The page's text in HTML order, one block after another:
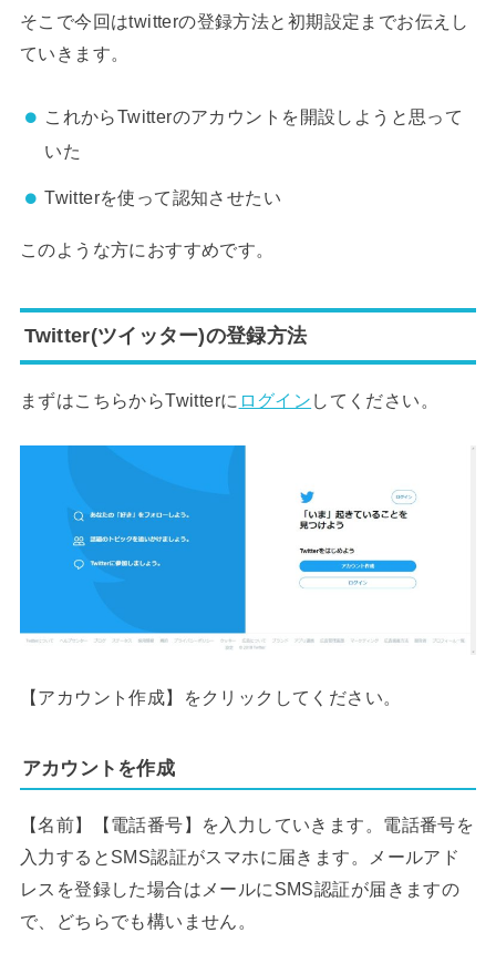
そこで今回はtwitterの登録方法と初期設定までお伝えし
ていきます。
これからTwitterのアカウントを開設しようと思って
いた
Twitterを使って認知させたい
このような方におすすめです。
Twitter(ツイッター)の登録方法
まずはこちらからTwitterに ログイン してください。
【アカウント作成】をクリックしてください。
アカウントを作成
【名前】【電話番号】を入力していきます。電話番号を
入力するとSMS認証がスマホに届きます。メールアド
レスを登録した場合はメールにSMS認証が届きますの
で、どちらでも構いません。